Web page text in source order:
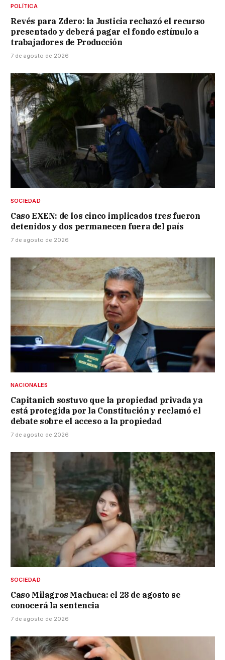
POLÍTICA
Revés para Zdero: la Justicia rechazó el recurso
presentado y deberá pagar el fondo estímulo a
trabajadores de Producción
7 de agosto de 2026
SOCIEDAD
Caso EXEN: de los cinco implicados tres fueron
detenidos y dos permanecen fuera del país
7 de agosto de 2026
NACIONALES
Capitanich sostuvo que la propiedad privada ya
está protegida por la Constitución y reclamó el
debate sobre el acceso a la propiedad
7 de agosto de 2026
SOCIEDAD
Caso Milagros Machuca: el 28 de agosto se
conocerá la sentencia
7 de agosto de 2026